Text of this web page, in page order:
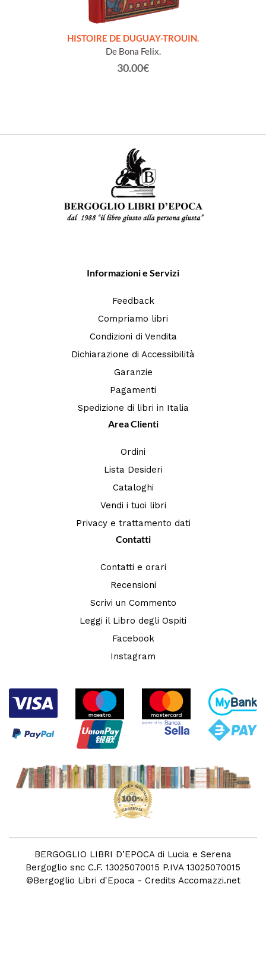
HISTOIRE DE DUGUAY-TROUIN.
De Bona Felix.
30.00€
Informazioni e Servizi
Feedback
Compriamo libri
Condizioni di Vendita
Dichiarazione di Accessibilità
Garanzie
Pagamenti
Spedizione di libri in Italia
Area Clienti
Ordini
Lista Desideri
Cataloghi
Vendi i tuoi libri
Privacy e trattamento dati
Contatti
Contatti e orari
Recensioni
Scrivi un Commento
Leggi il Libro degli Ospiti
Facebook
Instagram
BERGOGLIO LIBRI D’EPOCA di Lucia e Serena
Bergoglio snc C.F. 13025070015 P.IVA 13025070015
©Bergoglio Libri d'Epoca - Credits Accomazzi.net